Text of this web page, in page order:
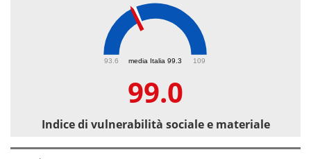
media Italia 99.3
93.6 109
99.0
Indice di vulnerabilità sociale e materiale